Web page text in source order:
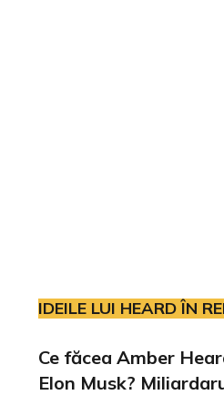
IDEILE LUI HEARD ÎN
Ce făcea Amber
Elon Musk?